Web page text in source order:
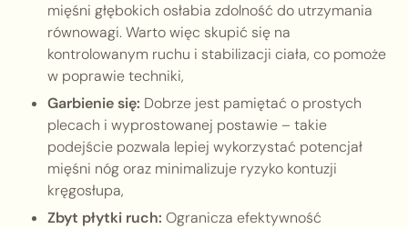
mięśni głębokich osłabia zdolność do utrzymania
równowagi. Warto więc skupić się na
kontrolowanym ruchu i stabilizacji ciała, co pomoże
w poprawie techniki,
Garbienie się: Dobrze jest pamiętać o prostych
plecach i wyprostowanej postawie – takie
podejście pozwala lepiej wykorzystać potencjał
mięśni nóg oraz minimalizuje ryzyko kontuzji
kręgosłupa,
Zbyt płytki ruch: Ogranicza efektywność